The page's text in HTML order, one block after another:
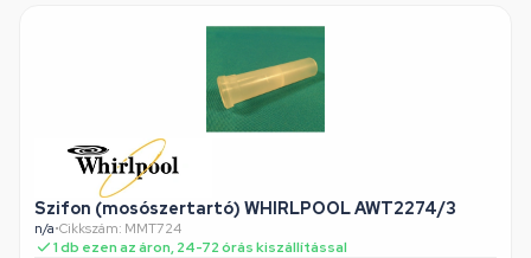
Szifon (mosószertartó) WHIRLPOOL AWT2274/3
n/a•Cikkszám: MMT724
1 db ezen az áron, 24-72 órás kiszállítással